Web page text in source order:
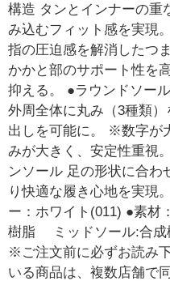
構造 タンとインナーの重
み込むフィット感を実現
指の圧迫感を解消したつ
かかと部のサポート性を
抑える。 ●ラウンドソー
外周全体に丸み（3種類
出しを可能に。 ※数字が
みが大きく、安定性重視
ンソール 足の形状に合わ
り快適な履き心地を実現
ー：ホワイト(011) ●素
樹脂 ミッドソール:合
※ご注文前に必ずお読み
いる商品は、複数店舗で